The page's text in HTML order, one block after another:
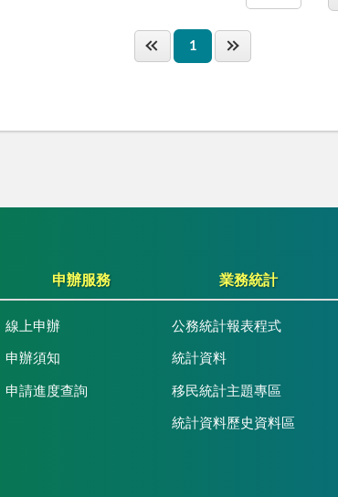
1
申辦服務
線上申辦
申辦須知
申請進度查詢
業務統計
公務統計報表程式
統計資料
移民統計主題專區
統計資料歷史資料區